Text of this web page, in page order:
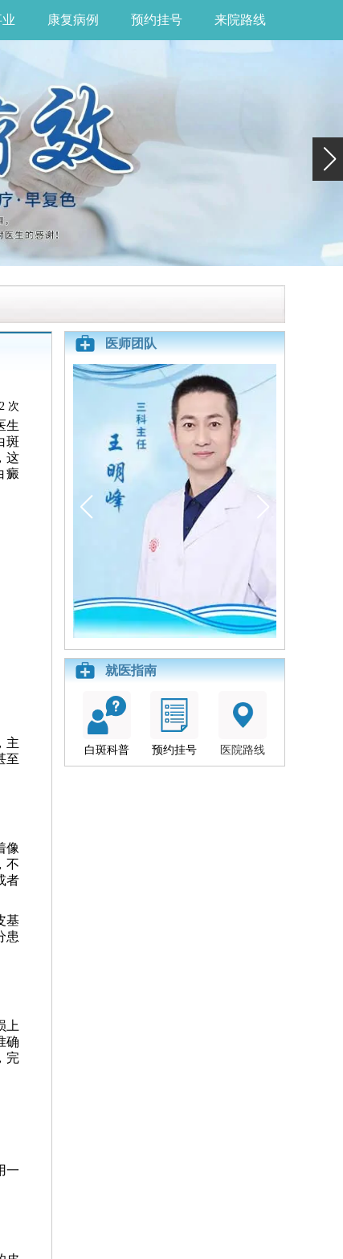
康复病例 预约挂号 来院路线
次
生
斑
这
癜
主
至
像
不
者
基
患
上
确
完
一
医师团队
就医指南
白斑科普 预约挂号 医院路线